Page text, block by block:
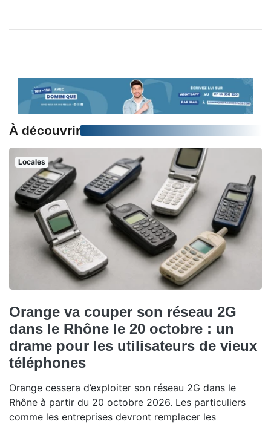
À découvrir
Locales
Orange va couper son réseau 2G
dans le Rhône le 20 octobre : un
drame pour les utilisateurs de vieux
téléphones
Orange cessera d’exploiter son réseau 2G dans le
Rhône à partir du 20 octobre 2026. Les particuliers
comme les entreprises devront remplacer les